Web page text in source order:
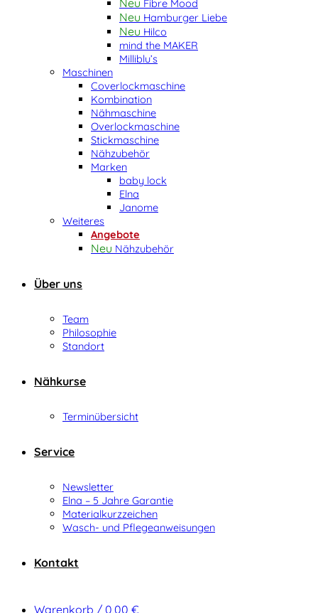
Fibre Mood
Hamburger Liebe
Hilco
mind the MAKER
Milliblu’s
Maschinen
Coverlockmaschine
Kombination
Nähmaschine
Overlockmaschine
Stickmaschine
Nähzubehör
Marken
baby lock
Elna
Janome
Weiteres
Angebote
Nähzubehör
Über uns
Team
Philosophie
Standort
Nähkurse
Terminübersicht
Service
Newsletter
Elna – 5 Jahre Garantie
Materialkurzzeichen
Wasch- und Pflegeanweisungen
Kontakt
Warenkorb / 0,00 €